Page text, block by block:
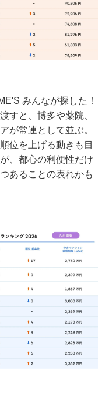
みんなが探した！
すと、博多や薬院、
が常連として並ぶ。
位を上げる動きも目
、都心の利便性だけ
あることの表れかも